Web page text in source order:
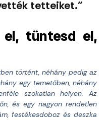
tetteiket.”
el, tüntesd el,
történt, néhány pedig az
egy temetőben, néhány
szokatlan helyen. Az
és egy nagyon rendetlen
festékesdoboz és deszka